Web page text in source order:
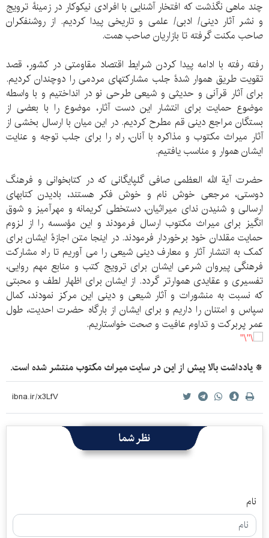
چند ماهی نگذشت که افتخار آشنایی با افرادی نیکوکار در زمینۀ ترویج
و نشر آثار دینی/ ادبی/ علمی و تاریخی پیدا کردیم. از روشنفکران
صاحب مکنت گرفته تا بازاریان صاحب همت.
رفته رفته با ادامه پیدا کردن شرایط اقتصاد مقاومتی در کشور، قصد
تقویت طریق هموار شدۀ جلب مشارکتهای مردمی را دوچندان کردیم.
برای آثار قرآنی و حدیثی و شیعی طرحی نو در انداختیم و با واسطه
موضوع حمایت برای انتشار این دست آثار، موضوع را با بعضی از
بستگان مراجع دینی قم مطرح کردیم. در این میان با ارسال بخشی از
آثار میراث مکتوب و مذاکره با آنان، راه را برای جلب توجه و عنایت
ایشان هموار و مناسب یافتیم.
حضرت آیة الله العظمی صافی گلپایگانی که در کتابخوانی و فرهنگ
دوستی، مرجعی خوش نام و خوش فکر هستند، بادیدن کتابهای
ارسالی و شنیدن ندای میراثیان، دستخطی کریمانه و مهرآمیز و شوق
انگیز برای میراث مکتوب ارسال فرمودند و این مؤسسه را از لزوم
حمایت مقلدان خود برخوردار فرمودند. در اینجا متن اجازۀ ایشان برای
کمک به انتشار آثار و معارف دینی شیعی را می آوریم تا راه مشارکت
فرهنگی پیروان شرعی ایشان برای ترویج کتب و منابع مهم روایی،
تفسیری و عقایدی هموارتر گردد. از ایشان برای اظهار لطف و محبتی
که نسبت به منشورات و آثار شیعی و دینی این مرکز نمودند، کمال
سپاس و امتنان را داریم و برای ایشان از بارگاه حضرت احدیت، طول
عمر پربرکت و تداوم عافیت و صحت خواستاریم.
* یادداشت بالا پیش از این در سایت میراث مکتوب منتشر شده است.
نظر شما
نام